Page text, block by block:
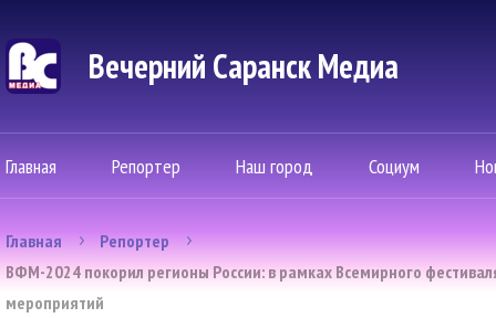
Вечерний Саранск Mедиа
Главная Репортер Наш город Социум
Главная
Репортер
ВФМ-2024 покорил регионы России: в рамках Всемирного
мероприятий